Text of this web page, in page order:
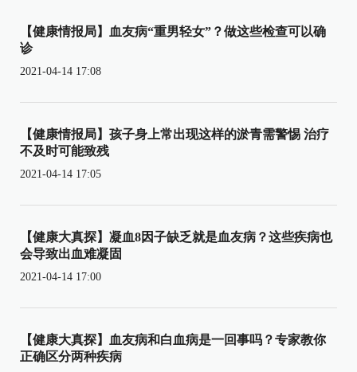
【健康情报局】血友病“重男轻女”？做这些检查可以确
诊
2021-04-14 17:08
【健康情报局】孩子身上常出现这样的淤青需警惕 治疗
不及时可能致残
2021-04-14 17:05
【健康大真探】凝血8因子缺乏就是血友病？这些疾病也
会导致出血难凝固
2021-04-14 17:00
【健康大真探】血友病和白血病是一回事吗？专家教你
正确区分两种疾病